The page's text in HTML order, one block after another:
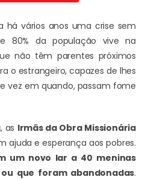
há vários anos uma crise sem
80% da população vive na
não têm parentes próximos
o estrangeiro, capazes de lhes
vez em quando, passam fome
, as Irmãs da Obra Missionária
ajuda e esperança aos pobres.
um novo lar a 40 meninas
que foram abandonadas.